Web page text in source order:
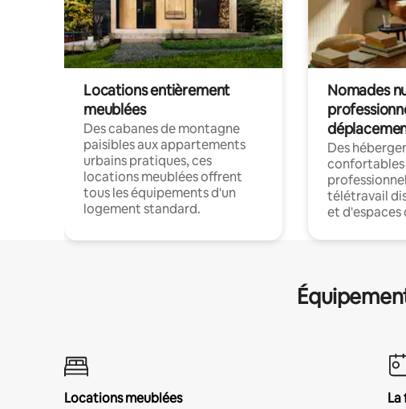
Locations entièrement
meublées
Des cabanes de montagne
paisibles aux appartements
urbains pratiques, ces
locations meublées offrent
tous les équipements d'un
logement standard.
Nomades
Des
confortables
télétravail
et d'espaces
Locations meublées